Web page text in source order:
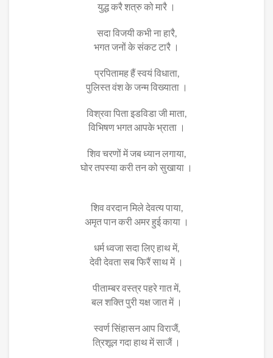
युद्ध करै शत्रु को मारै ।
सदा विजयी कभी ना हारै,
भगत जनों के संकट टारै ।
प्रपितामह हैं स्वयं विधाता,
पुलिस्त वंश के जन्म विख्याता ।
विश्रवा पिता इडविडा जी माता,
विभिषण भगत आपके भ्राता ।
शिव चरणों में जब ध्यान लगाया,
घोर तपस्या करी तन को सुखाया ।
शिव वरदान मिले देवत्य पाया,
अमृत पान करी अमर हुई काया ।
धर्म ध्वजा सदा लिए हाथ में,
देवी देवता सब फिरैं साथ में ।
पीताम्बर वस्त्र पहरे गात में,
बल शक्ति पुरी यक्ष जात में ।
स्वर्ण सिंहासन आप विराजैं,
त्रिशूल गदा हाथ में साजैं ।